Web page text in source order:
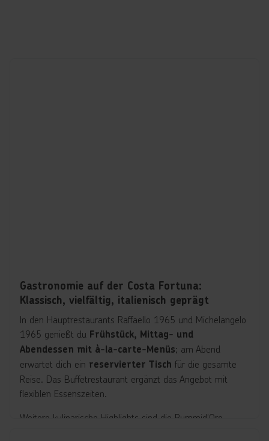
Gastronomie auf der Costa Fortuna:
Klassisch, vielfältig, italienisch geprägt
In den Hauptrestaurants Raffaello 1965 und Michelangelo
1965 genießt du Frühstück, Mittag- und
Abendessen mit à-la-carte-Menüs; am Abend
erwartet dich ein reservierter Tisch für die gesamte
Reise. Das Buffetrestaurant ergänzt das Angebot mit
flexiblen Essenszeiten.
Weitere kulinarische Highlights sind die Pummid’Oro